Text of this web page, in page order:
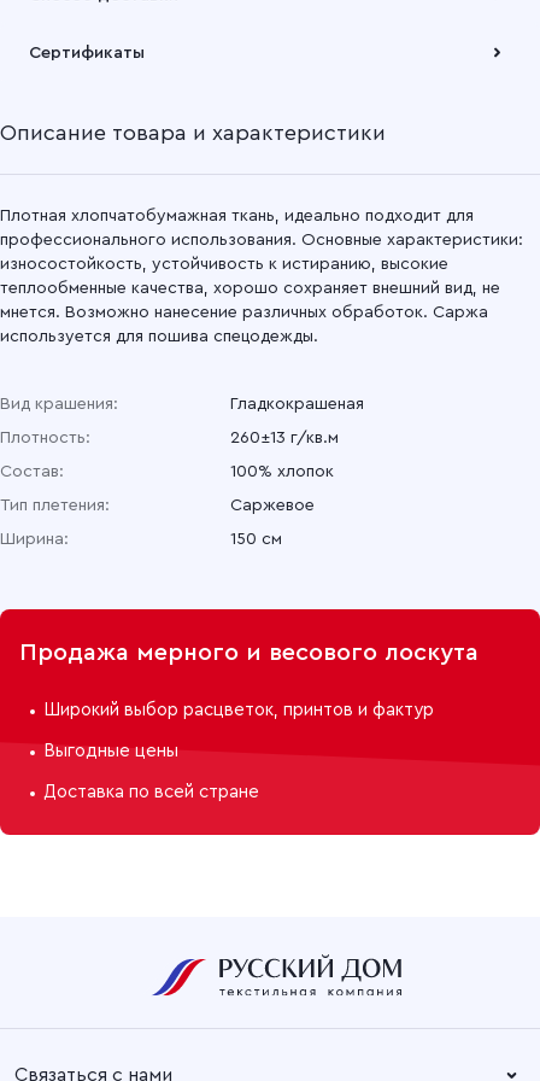
Саржа гладкокрашеная 150 см, 032 Красный
Саржа гладкокрашеная 150 см, 031 Оранжевый
Саржа гладкокрашеная 150 см, 17 Оливковый
Саржа гладкокрашеная 150 см, 02 Синий
Саржа гладкокрашеная 150 см, 01 Василек
наших складов или через транспортную компанию на Ваш
Подробнее
Сертификаты
Описание товара и характеристики
Плотная хлопчатобумажная ткань, идеально подходит для
профессионального использования. Основные характеристики:
износостойкость, устойчивость к истиранию, высокие
теплообменные качества, хорошо сохраняет внешний вид, не
мнется. Возможно нанесение различных обработок. Саржа
используется для пошива спецодежды.
Вид крашения:
Гладкокрашеная
Плотность:
260±13 г/кв.м
Состав:
100% хлопок
Тип плетения:
Саржевое
Ширина:
150 см
Продажа мерного и весового лоскута
Широкий выбор расцветок, принтов и фактур
Выгодные цены
Доставка по всей стране
Связаться с нами